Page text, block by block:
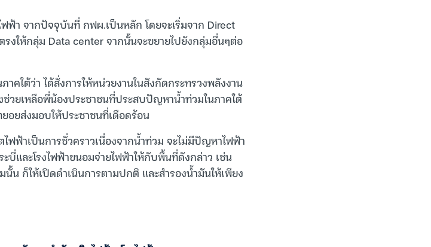
ฟ้า จากปัจจุบันที่ กฟผ.เป็นหลัก โดยจะเริ่มจาก Direct
รงให้กลุ่ม Data center จากนั้นจะขยายไปยังกลุ่มอื่นๆต่อ
คใต้ว่า ได้สั่งการให้หน่วยงานในสังกัดกระทรวงพลังงาน
วยเหลือพี่น้องประชาชนที่ประสบปัญหาน้ำท่วมในภาคใต้
อยส่งมอบให้ประชาชนที่เดือดร้อน
ฟฟ้าเป็นการชั่วคราวเนื่องจากน้ำท่วม จะไม่มีปัญหาไฟฟ้า
บี่และโรงไฟฟ้าขนอมจ่ายไฟฟ้าให้กับพื้นที่ดังกล่าว เช่น
น ก็ให้เปิดดำเนินการตามปกติ และสำรองน้ำมันให้เพียง